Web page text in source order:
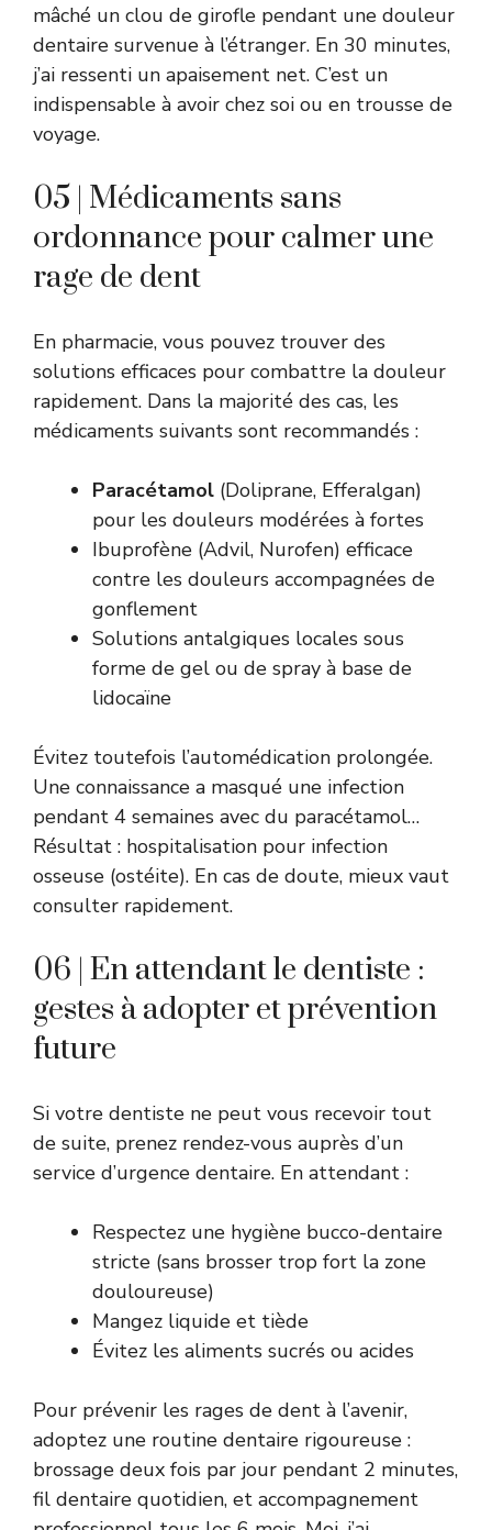
mâché un clou de girofle pendant une douleur
dentaire survenue à l’étranger. En 30 minutes,
j’ai ressenti un apaisement net. C’est un
indispensable à avoir chez soi ou en trousse de
voyage.
05 | Médicaments sans
ordonnance pour calmer une
rage de dent
En pharmacie, vous pouvez trouver des
solutions efficaces pour combattre la douleur
rapidement. Dans la majorité des cas, les
médicaments suivants sont recommandés :
Paracétamol (Doliprane, Efferalgan)
pour les douleurs modérées à fortes
Ibuprofène (Advil, Nurofen) efficace
contre les douleurs accompagnées de
gonflement
Solutions antalgiques locales sous
forme de gel ou de spray à base de
lidocaïne
Évitez toutefois l’automédication prolongée.
Une connaissance a masqué une infection
pendant 4 semaines avec du paracétamol…
Résultat : hospitalisation pour infection
osseuse (ostéite). En cas de doute, mieux vaut
consulter rapidement.
06 | En attendant le dentiste :
gestes à adopter et prévention
future
Si votre dentiste ne peut vous recevoir tout
de suite, prenez rendez-vous auprès d’un
service d’urgence dentaire. En attendant :
Respectez une hygiène bucco-dentaire
stricte (sans brosser trop fort la zone
douloureuse)
Mangez liquide et tiède
Évitez les aliments sucrés ou acides
Pour prévenir les rages de dent à l’avenir,
adoptez une routine dentaire rigoureuse :
brossage deux fois par jour pendant 2 minutes,
fil dentaire quotidien, et accompagnement